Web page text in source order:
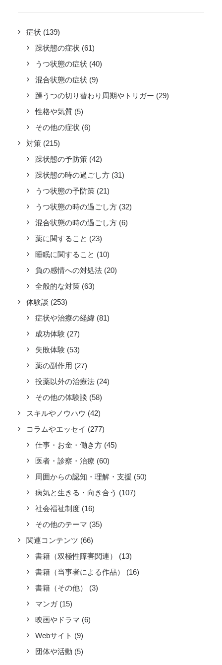
症状 (139)
躁状態の症状 (61)
うつ状態の症状 (40)
混合状態の症状 (9)
躁うつの切り替わり周期やトリガー (29)
性格や気質 (5)
その他の症状 (6)
対策 (215)
躁状態の予防策 (42)
躁状態の時の過ごし方 (31)
うつ状態の予防策 (21)
うつ状態の時の過ごし方 (32)
混合状態の時の過ごし方 (6)
薬に関すること (23)
睡眠に関すること (10)
負の感情への対処法 (20)
全般的な対策 (63)
体験談 (253)
症状や治療の経緯 (81)
成功体験 (27)
失敗体験 (53)
薬の副作用 (27)
投薬以外の治療法 (24)
その他の体験談 (58)
スキルやノウハウ (42)
コラムやエッセイ (277)
仕事・お金・働き方 (45)
医者・診察・治療 (60)
周囲からの認知・理解・支援 (50)
病気と生きる・向き合う (107)
社会福祉制度 (16)
その他のテーマ (35)
関連コンテンツ (66)
書籍（双極性障害関連）
(13)
書籍（当事者による作品）
(16)
書籍（その他）
(3)
マンガ (15)
映画やドラマ (6)
Webサイト (9)
団体や活動 (5)